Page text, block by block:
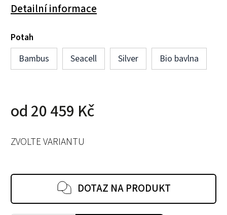
Detailní informace
Potah
Bambus
Seacell Silver Bio bavlna
od20 459 Kč
ZVOLTE VARIANTU
DOTAZ NA PRODUKT